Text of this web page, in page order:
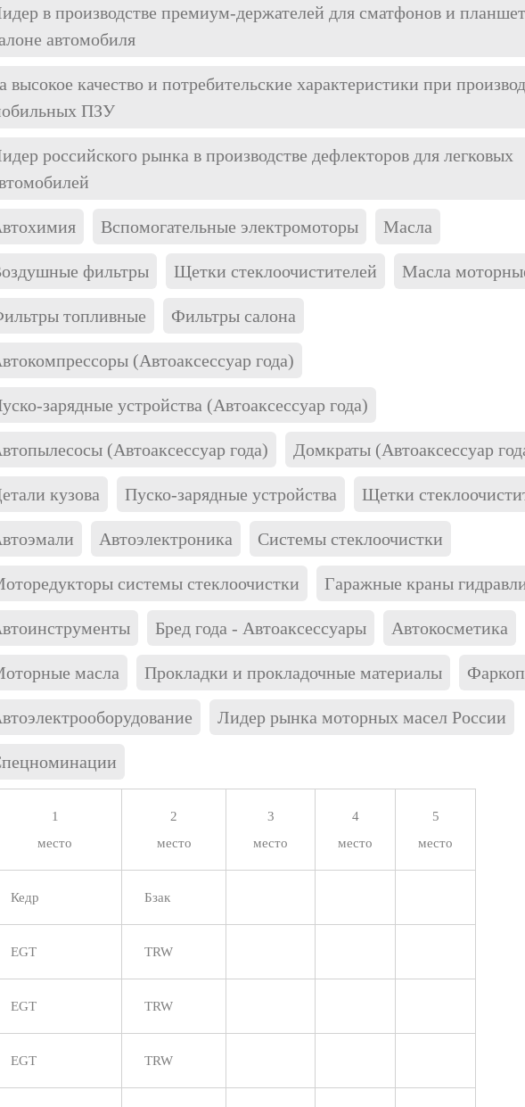
в производстве премиум-держателей для сматфонов и
автомобиля
высокое качество и потребительские характеристики при
ПЗУ
российского рынка в производстве дефлекторов для легковых
Вспомогательные электромоторы Масла
фильтры Щетки стеклоочистителей Масла
топливные Фильтры салона
(Автоаксессуар года)
зарядные устройства (Автоаксессуар года)
(Автоаксессуар года) Домкраты (Автоаксессуар
кузова Пуско-зарядные устройства Щетки
Автоэлектроника Системы стеклоочистки
системы стеклоочистки Гаражные краны
Бред года - Автоаксессуары Автокосметика
масла Прокладки и прокладочные материалы
Лидер рынка моторных масел России
1
место
2
место
3
место
4
место
5
место
Кедр Бзак
EGT TRW
EGT TRW
EGT TRW